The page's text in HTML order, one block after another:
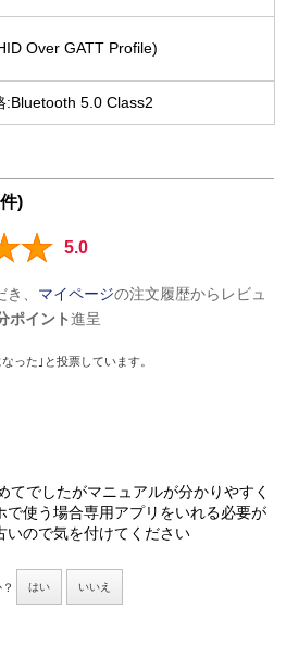
Over GATT Profile)
:Bluetooth 5.0 Class2
)
5.0
、 マイページの注文履歴からレビュ
ポイント進呈
った｣と投票しています。
てでしたがマニュアルが分かりやすく
で使う場合専用アプリをいれる必要が
いので気を付けてください
はい いいえ